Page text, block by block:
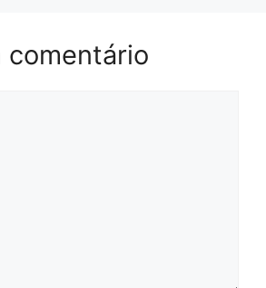
comentário